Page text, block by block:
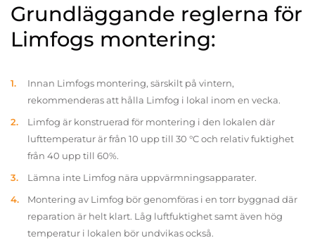
Grundläggande reglerna för
Limfogs montering:
Innan Limfogs montering, särskilt på vintern,
rekommenderas att hålla Limfog i lokal inom en vecka.
Limfog är konstruerad för montering i den lokalen där
lufttemperatur är från 10 upp till 30 °C och relativ fuktighet
från 40 upp till 60%.
Lämna inte Limfog nära uppvärmningsapparater.
Montering av Limfog bör genomföras i en torr byggnad där
reparation är helt klart. Låg luftfuktighet samt även hög
temperatur i lokalen bör undvikas också.